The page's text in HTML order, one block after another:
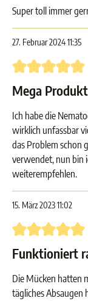
Super toll immer
27. Februar 2024 11:35
Bewertung mit 5
Mega
Ich habe die
wirklich unfassbar
das Problem schon
verwendet, nun bin
weiterempfehlen.
15. März 2023 11:02
Bewertung mit 5
Funktioniert
Die Mücken hatten
tägliches Absaugen